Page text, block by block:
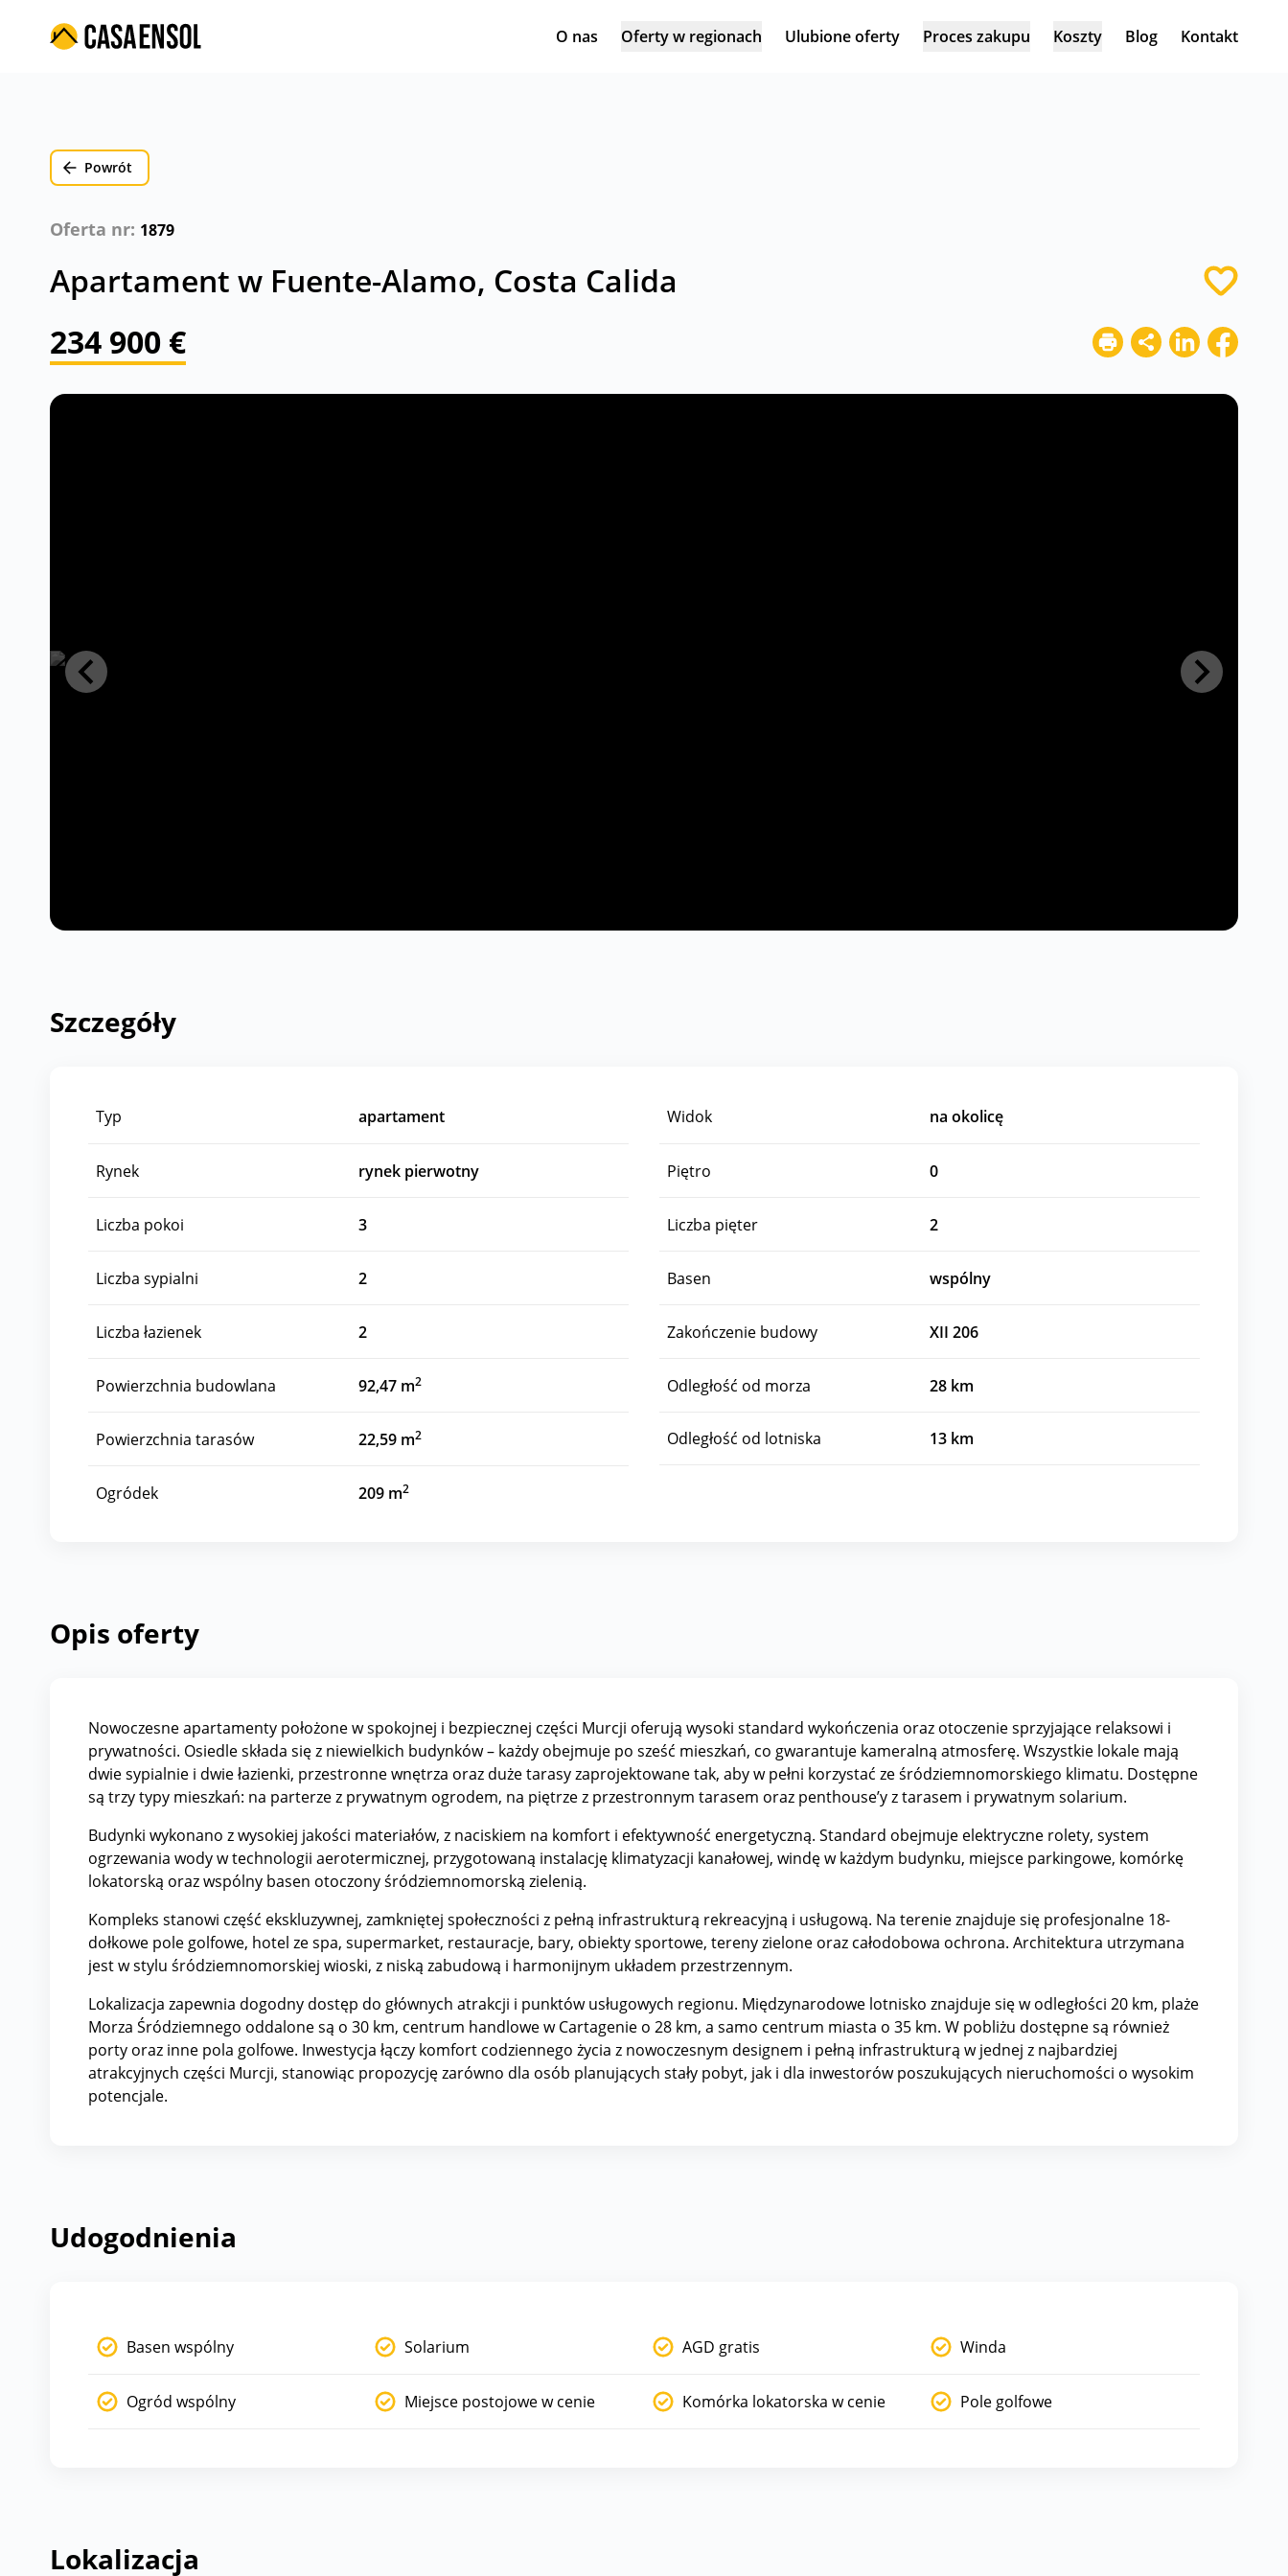
O nas Oferty w regionach Ulubione oferty Proces zakupu Koszty Blog Kontakt
Powrót
Oferta nr: 1879
Apartament w Fuente-Alamo, Costa Calida
234 900 €
Szczegóły
Typ apartament
Rynek rynek pierwotny
Liczba pokoi 3
Liczba sypialni 2
Liczba łazienek 2
Powierzchnia budowlana 92,47 m2
Powierzchnia tarasów 22,59 m2
Ogródek 209 m2
Widok na okolicę
Piętro 0
Liczba pięter 2
Basen wspólny
Zakończenie budowy XII 206
Odległość od morza 28 km
Odległość od lotniska 13 km
Opis oferty
Nowoczesne apartamenty położone w spokojnej i bezpiecznej części Murcji oferują wysoki standard wykończenia oraz otoczenie sprzyjające relaksowi i
prywatności. Osiedle składa się z niewielkich budynków – każdy obejmuje po sześć mieszkań, co gwarantuje kameralną atmosferę. Wszystkie lokale mają
dwie sypialnie i dwie łazienki, przestronne wnętrza oraz duże tarasy zaprojektowane tak, aby w pełni korzystać ze śródziemnomorskiego klimatu. Dostępne
są trzy typy mieszkań: na parterze z prywatnym ogrodem, na piętrze z przestronnym tarasem oraz penthouse’y z tarasem i prywatnym solarium.
Budynki wykonano z wysokiej jakości materiałów, z naciskiem na komfort i efektywność energetyczną. Standard obejmuje elektryczne rolety, system
ogrzewania wody w technologii aerotermicznej, przygotowaną instalację klimatyzacji kanałowej, windę w każdym budynku, miejsce parkingowe, komórkę
lokatorską oraz wspólny basen otoczony śródziemnomorską zielenią.
Kompleks stanowi część ekskluzywnej, zamkniętej społeczności z pełną infrastrukturą rekreacyjną i usługową. Na terenie znajduje się profesjonalne 18-
dołkowe pole golfowe, hotel ze spa, supermarket, restauracje, bary, obiekty sportowe, tereny zielone oraz całodobowa ochrona. Architektura utrzymana
jest w stylu śródziemnomorskiej wioski, z niską zabudową i harmonijnym układem przestrzennym.
Lokalizacja zapewnia dogodny dostęp do głównych atrakcji i punktów usługowych regionu. Międzynarodowe lotnisko znajduje się w odległości 20 km, plaże
Morza Śródziemnego oddalone są o 30 km, centrum handlowe w Cartagenie o 28 km, a samo centrum miasta o 35 km. W pobliżu dostępne są również
porty oraz inne pola golfowe. Inwestycja łączy komfort codziennego życia z nowoczesnym designem i pełną infrastrukturą w jednej z najbardziej
atrakcyjnych części Murcji, stanowiąc propozycję zarówno dla osób planujących stały pobyt, jak i dla inwestorów poszukujących nieruchomości o wysokim
potencjale.
Udogodnienia
Basen wspólny
Ogród wspólny
Solarium
Miejsce postojowe w cenie
AGD gratis
Komórka lokatorska w cenie
Winda
Pole golfowe
Lokalizacja